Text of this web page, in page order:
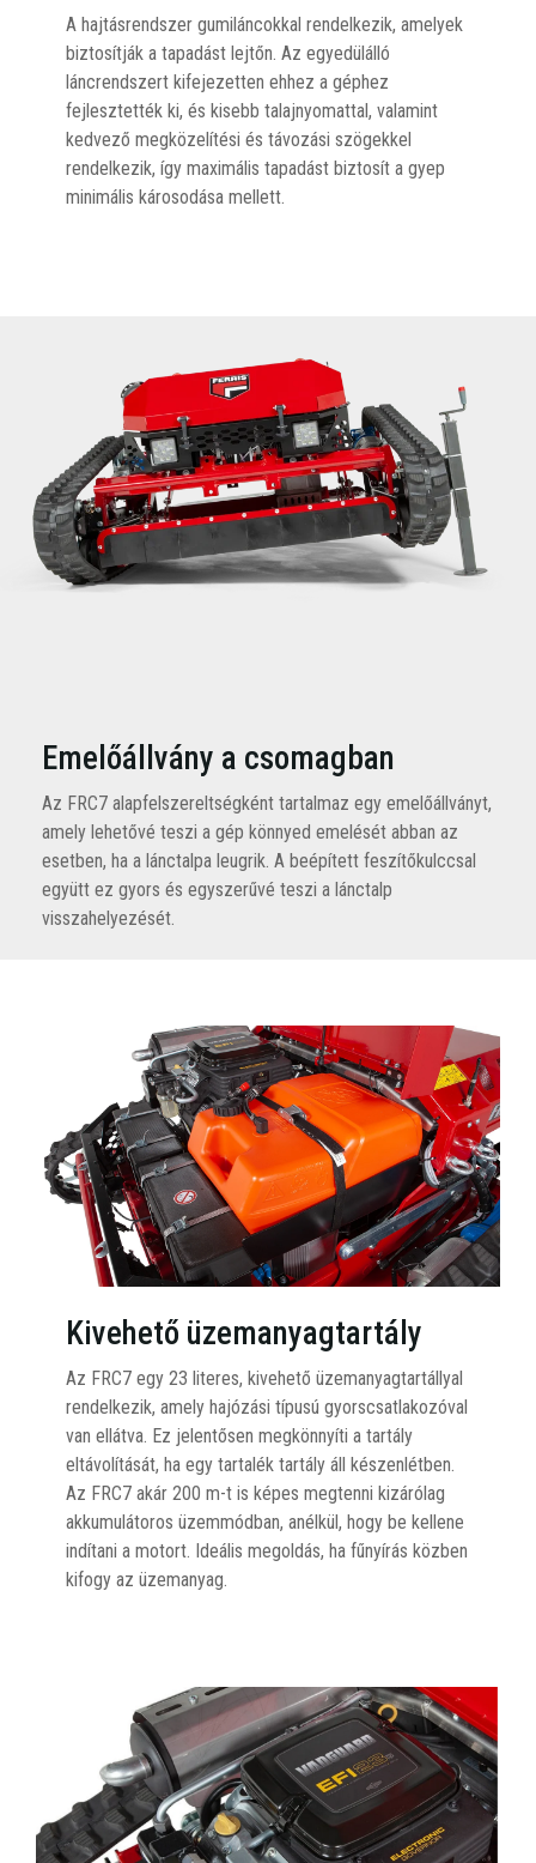
A hajtásrendszer gumiláncokkal rendelkezik, amelyek
biztosítják a tapadást lejtőn. Az egyedülálló
láncrendszert kifejezetten ehhez a géphez
fejlesztették ki, és kisebb talajnyomattal, valamint
kedvező megközelítési és távozási szögekkel
rendelkezik, így maximális tapadást biztosít a gyep
minimális károsodása mellett.
Emelőállvány a csomagban
Az FRC7 alapfelszereltségként tartalmaz egy emelőállványt,
amely lehetővé teszi a gép könnyed emelését abban az
esetben, ha a lánctalpa leugrik. A beépített feszítőkulccsal
együtt ez gyors és egyszerűvé teszi a lánctalp
visszahelyezését.
Kivehető üzemanyagtartály
Az FRC7 egy 23 literes, kivehető üzemanyagtartállyal
rendelkezik, amely hajózási típusú gyorscsatlakozóval
van ellátva. Ez jelentősen megkönnyíti a tartály
eltávolítását, ha egy tartalék tartály áll készenlétben.
Az FRC7 akár 200 m-t is képes megtenni kizárólag
akkumulátoros üzemmódban, anélkül, hogy be kellene
indítani a motort. Ideális megoldás, ha fűnyírás közben
kifogy az üzemanyag.